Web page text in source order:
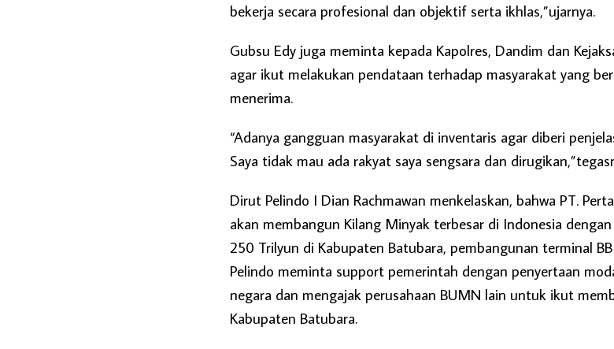
bekerja secara profesional dan objektif serta ikhlas,”ujarnya.
Gubsu Edy juga meminta kepada Kapolres, Dandim dan
agar ikut melakukan pendataan terhadap masyarakat yang
menerima.
“Adanya gangguan masyarakat di inventaris agar diberi
Saya tidak mau ada rakyat saya sengsara dan
Dirut Pelindo I Dian Rachmawan menkelaskan, bahwa PT.
akan membangun Kilang Minyak terbesar di Indonesia dengan
250 Trilyun di Kabupaten Batubara, pembangunan terminal
Pelindo meminta support pemerintah dengan penyertaan
negara dan mengajak perusahaan BUMN lain untuk ikut
Kabupaten Batubara.